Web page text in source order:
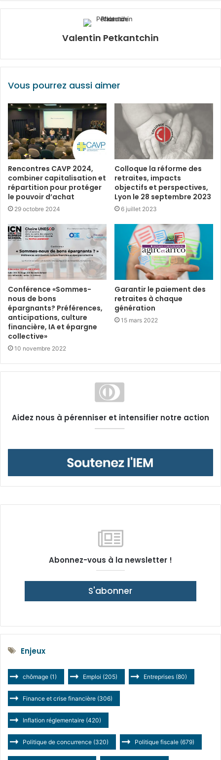
Valentin Petkantchin
Vous pourrez aussi aimer
Rencontres CAVP 2024,
combiner capitalisation et
répartition pour protéger
le pouvoir d’achat
29 octobre 2024
Colloque la réforme des
retraites, impacts
objectifs et perspectives,
Lyon le 28 septembre 2023
6 juillet 2023
Conférence «Sommes-
nous de bons
épargnants? Préférences,
anticipations, culture
financière, IA et épargne
collective»
10 novembre 2022
Garantir le paiement des
retraites à chaque
génération
15 mars 2022
Aidez nous à pérenniser et intensifier notre action
Abonnez-vous à la newsletter !
S'abonner
Enjeux
chômage (1) Emploi (205) Entreprises (80)
Finance et crise financière (306)
Inflation réglementaire (420)
Politique de concurrence (320) Politique fiscale (679)